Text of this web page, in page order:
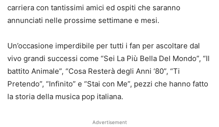
carriera con tantissimi amici ed ospiti che saranno
annunciati nelle prossime settimane e mesi.
Un’occasione imperdibile per tutti i fan per ascoltare dal
vivo grandi successi come “Sei La Più Bella Del Mondo”, “Il
battito Animale”, “Cosa Resterà degli Anni ‘80”, “Ti
Pretendo”, “Infinito” e “Stai con Me”, pezzi che hanno fatto
la storia della musica pop italiana.
Advertisement